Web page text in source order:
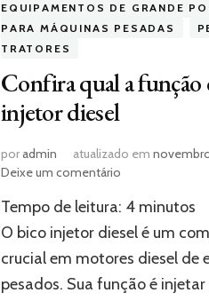
EQUIPAMENTOS DE GRANDE
PARA MÁQUINAS PESADAS
TRATORES
Confira qual a função
injetor diesel
poradmin atualizado em
Deixe um comentárioem
qual
a
do
bico
Tempo de leitura: 4 minutos
O bico injetor diesel é um
crucial em motores diesel de
pesados. Sua função é